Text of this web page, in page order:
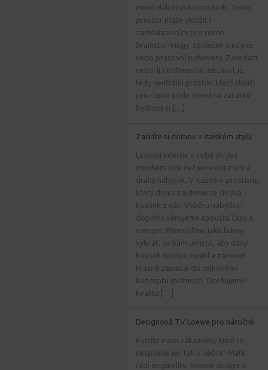
méně důležitých poradách. Tento
prostor může sloužit i
zaměstnancům pro různé
brainstormingy, společné snídaně,
nebo pracovní pohovory. Zasedací
nebo-li konferenční místnost je
tedy neutrální prostor, který slouží
pro různé účely. Hned na začátku
bychom si […]
Zařiďte si domov v italském stylu
Luxusní interiér v sobě skrývá
mnohem více než jen exkluzivní a
drahý nábytek. V každém prostoru,
který doma najdeme se skrývá
kousek z nás. Výběru nábytku i
doplňků věnujeme spoustu času a
energie. Přemýšlíme jaké barvy
vybrat, co kam umístit, aby daný
kousek nejlépe vynikl a zároveň
krásně zapadal do celkového
konceptu místnosti. Oceňujeme
kvalitu […]
Designová TV Loewe pro náročné
Patříte mezi zákazníky, kteří se
nespokojí jen tak s něčím? Máte
rádi originalitu, luxusní design a